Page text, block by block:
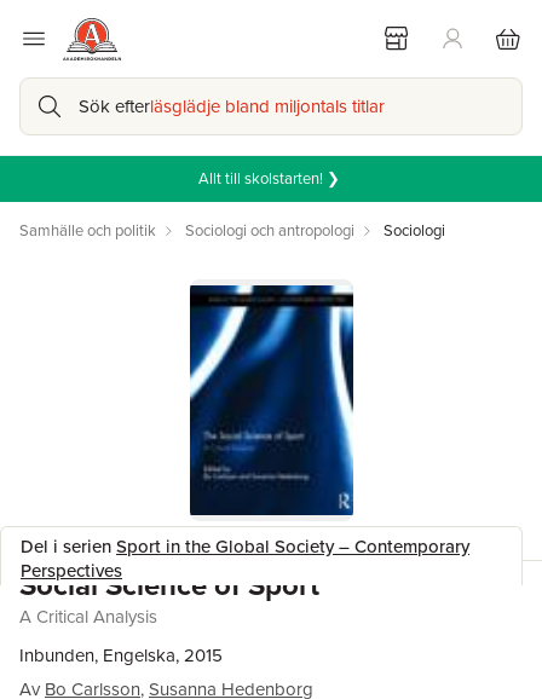
Sök efterläsglädje bland miljontals titlar
Allt till skolstarten! ❯
Samhälle och politik Sociologi och antropologi Sociologi
Del i serienSport in the Global Society – Contemporary
Perspectives
Social Science of Sport
A Critical Analysis
Inbunden, Engelska, 2015
Av Bo Carlsson,Susanna Hedenborg